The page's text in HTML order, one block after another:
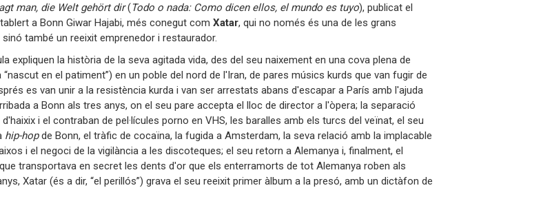
man, die Welt gehört dir(Todo o nada: Como dicen ellos, el mundo es tuyo), publicat el
a Bonn Giwar Hajabi, més conegut com Xatar, qui no només és una de les grans
també un reeixit emprenedor i restaurador.
expliquen la història de la seva agitada vida, des del seu naixement en una cova plena de
en el patiment”) en un poble del nord de l'Iran, de pares músics kurds que van fugir de
es van unir a la resistència kurda i van ser arrestats abans d'escapar a París amb l'ajuda
a Bonn als tres anys, on el seu pare accepta el lloc de director a l'òpera; la separació
i el contraban de pel·lícules porno en VHS, les baralles amb els turcs del veïnat, el seu
hip-hopde Bonn, el tràfic de cocaïna, la fugida a Amsterdam, la seva relació amb la implacable
i el negoci de la vigilància a les discoteques; el seu retorn a Alemanya i, finalment, el
transportava en secret les dents d'or que els enterramorts de tot Alemanya roben als
Xatar (és a dir, “el perillós”) grava el seu reeixit primer àlbum a la presó, amb un dictàfon de